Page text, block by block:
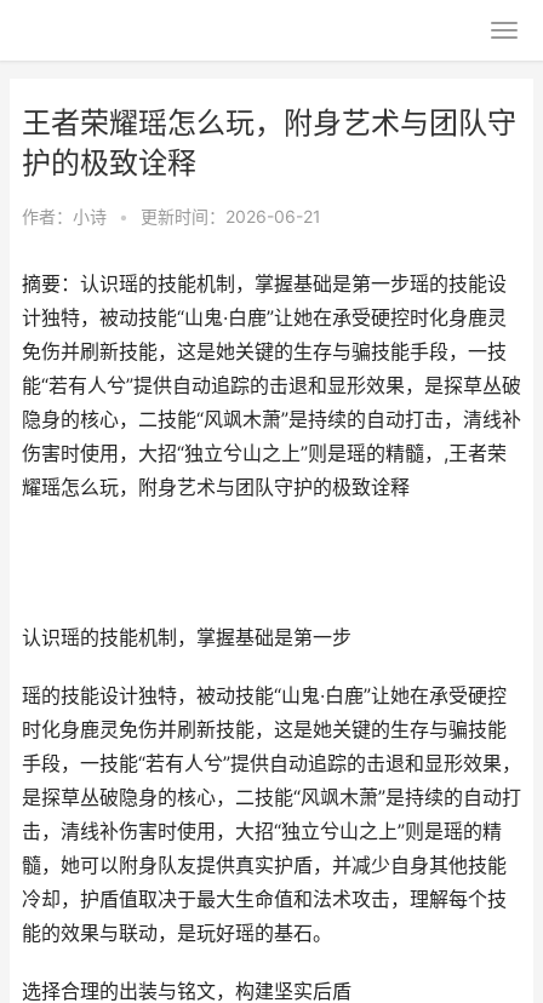
王者荣耀瑶怎么玩，附身艺术与团队守
护的极致诠释
作者： 小诗 • 更新时间：2026-06-21
摘要：认识瑶的技能机制，掌握基础是第一步瑶的技能设
计独特，被动技能“山鬼·白鹿”让她在承受硬控时化身鹿灵
免伤并刷新技能，这是她关键的生存与骗技能手段，一技
能“若有人兮”提供自动追踪的击退和显形效果，是探草丛破
隐身的核心，二技能“风飒木萧”是持续的自动打击，清线补
伤害时使用，大招“独立兮山之上”则是瑶的精髓，,王者荣
耀瑶怎么玩，附身艺术与团队守护的极致诠释
认识瑶的技能机制，掌握基础是第一步
瑶的技能设计独特，被动技能“山鬼·白鹿”让她在承受硬控
时化身鹿灵免伤并刷新技能，这是她关键的生存与骗技能
手段，一技能“若有人兮”提供自动追踪的击退和显形效果，
是探草丛破隐身的核心，二技能“风飒木萧”是持续的自动打
击，清线补伤害时使用，大招“独立兮山之上”则是瑶的精
髓，她可以附身队友提供真实护盾，并减少自身其他技能
冷却，护盾值取决于最大生命值和法术攻击，理解每个技
能的效果与联动，是玩好瑶的基石。
选择合理的出装与铭文，构建坚实后盾